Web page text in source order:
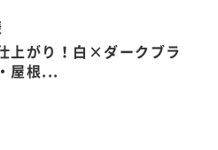
上がり！白×ダークブラ
屋根...